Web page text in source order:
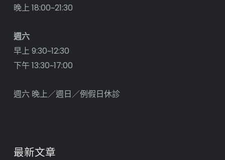
晚上 18:00~21:30
週六
早上 9:30~12:30
下午 13:30~17:00
週六 晚上／週日／例假日休診
最新文章